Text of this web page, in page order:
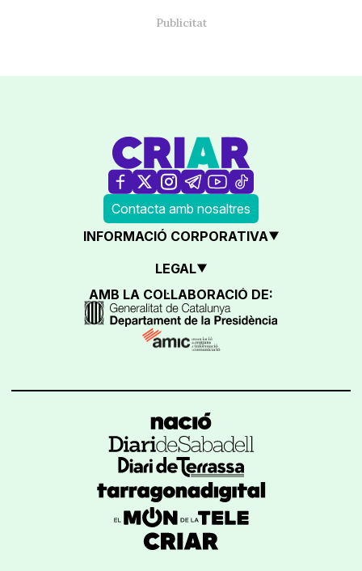
Contacta amb nosaltres
INFORMACIÓ CORPORATIVA
LEGAL
AMB LA COL·LABORACIÓ DE: